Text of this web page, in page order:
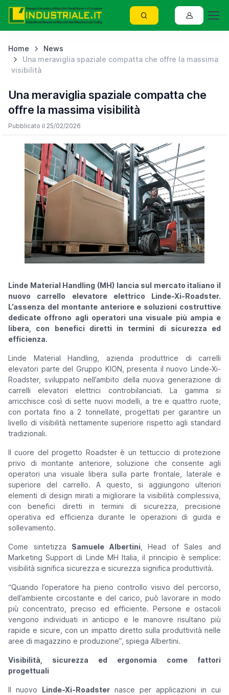
Home
News
Una meraviglia spaziale compatta che offre la massima
visibilità
Una meraviglia spaziale compatta che
offre la massima visibilità
Pubblicato il 25/02/2026
Linde Material Handling (MH) lancia sul mercato italiano il
nuovo carrello elevatore elettrico Linde-Xi-Roadster.
L’assenza del montante anteriore e soluzioni costruttive
dedicate offrono agli operatori una visuale più ampia e
libera, con benefici diretti in termini di sicurezza ed
efficienza.
Linde Material Handling, azienda produttrice di carrelli
elevatori parte del Gruppo KION, presenta il nuovo Linde-Xi-
Roadster, sviluppato nell’ambito della nuova generazione di
carrelli elevatori elettrici controbilanciati. La gamma si
arricchisce così di sette nuovi modelli, a tre e quattro ruote,
con portata fino a 2 tonnellate, progettati per garantire un
livello di visibilità nettamente superiore rispetto agli standard
tradizionali.
Il cuore del progetto Roadster è un tettuccio di protezione
privo di montante anteriore, soluzione che consente agli
operatori una visuale libera sulla parte frontale, laterale e
superiore del carrello. A questo, si aggiungono ulteriori
elementi di design mirati a migliorare la visibilità complessiva,
con benefici diretti in termini di sicurezza, precisione
operativa ed efficienza durante le operazioni di guida e
sollevamento.
Come sintetizza Samuele Albertini, Head of Sales and
Marketing Support di Linde MH Italia, il principio è semplice:
visibilità significa sicurezza e sicurezza significa produttività.
“Quando l’operatore ha pieno controllo visivo del percorso,
dell’ambiente circostante e del carico, può lavorare in modo
più concentrato, preciso ed efficiente. Persone e ostacoli
vengono individuati in anticipo e le manovre risultano più
rapide e sicure, con un impatto diretto sulla produttività nelle
aree di magazzino e produzione”, spiega Albertini.
Visibilità, sicurezza ed ergonomia come fattori
progettuali
Il nuovo Linde-Xi-Roadster nasce per applicazioni in cui